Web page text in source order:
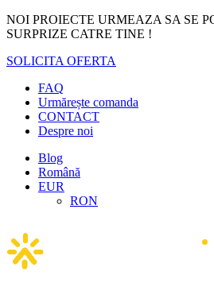
NOI PROIECTE URMEAZA SA SE
SURPRIZE CATRE TINE !
SOLICITA OFERTA
FAQ
Urmărește comanda
CONTACT
Despre noi
Blog
Română
EUR
RON